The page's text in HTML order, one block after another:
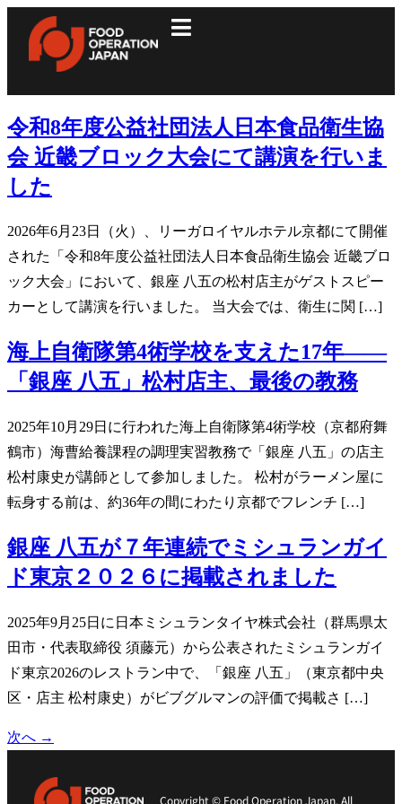
令和8年度公益社団法人日本食品衛生協
会 近畿ブロック大会にて講演を行いま
した
2026年6月23日（火）、リーガロイヤルホテル京都にて開催
された「令和8年度公益社団法人日本食品衛生協会 近畿ブロ
ック大会」において、銀座 八五の松村店主がゲストスピー
カーとして講演を行いました。 当大会では、衛生に関 […]
海上自衛隊第4術学校を支えた17年——
「銀座 八五」松村店主、最後の教務
2025年10月29日に行われた海上自衛隊第4術学校（京都府舞
鶴市）海曹給養課程の調理実習教務で「銀座 八五」の店主
松村康史が講師として参加しました。 松村がラーメン屋に
転身する前は、約36年の間にわたり京都でフレンチ […]
銀座 八五が７年連続でミシュランガイ
ド東京２０２６に掲載されました
2025年9月25日に日本ミシュランタイヤ株式会社（群馬県太
田市・代表取締役 須藤元）から公表されたミシュランガイ
ド東京2026のレストラン中で、「銀座 八五」（東京都中央
区・店主 松村康史）がビブグルマンの評価で掲載さ […]
次へ →
Copyright © Food Operation Japan. All